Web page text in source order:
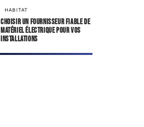
HABITAT
Choisir un fournisseur fiable de
matériel électrique pour vos
installations